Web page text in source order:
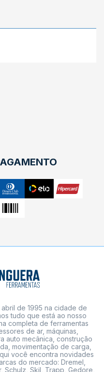
de 1995 na cidade de
tudo que está ao nosso
completa de ferramentas
de ar, máquinas,
auto mecânica, construção
movimentação de carga,
você encontra novidades
do mercado: Dremel,
Schulz, Skil, Trapp, Gedore,
X